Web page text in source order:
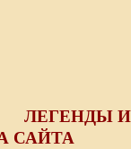
ЛЕГЕНДЫ И
САЙТА